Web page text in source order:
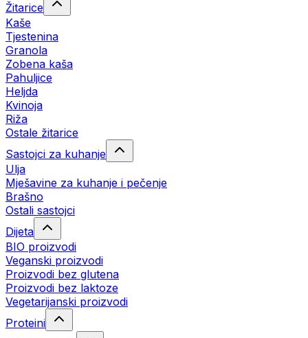
Žitarice
Kaše
Tjestenina
Granola
Zobena kaša
Pahuljice
Heljda
Kvinoja
Riža
Ostale žitarice
Sastojci za kuhanje
Ulja
Mješavine za kuhanje i pečenje
Brašno
Ostali sastojci
Dijeta
BIO proizvodi
Veganski proizvodi
Proizvodi bez glutena
Proizvodi bez laktoze
Vegetarijanski proizvodi
Proteini